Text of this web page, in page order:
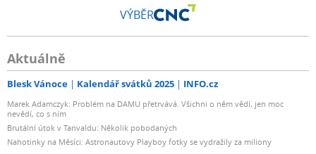
VÝBĚR
Aktuálně
Blesk Vánoce Kalendář svátků 2025 INFO.cz
Marek Adamczyk: Problém na DAMU přetrvává. Všichni o něm vědí, jen moc
nevědí, co s ním
Brutální útok v Tanvaldu: Několik pobodaných
Nahotinky na Měsíci: Astronautovy Playboy fotky se vydražily za miliony